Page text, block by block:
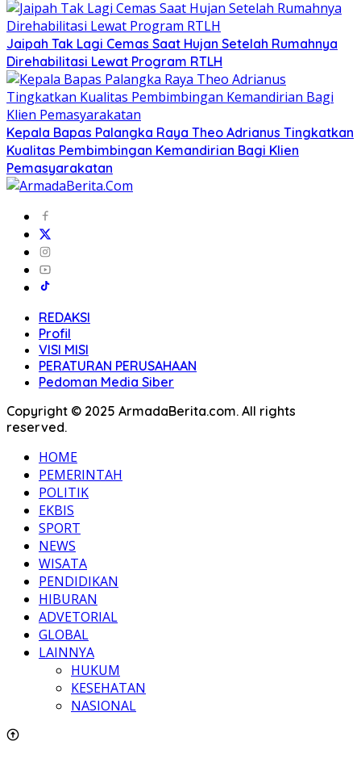
Jaipah Tak Lagi Cemas Saat Hujan Setelah Rumahnya
Direhabilitasi Lewat Program RTLH
Kepala Bapas Palangka Raya Theo Adrianus Tingkatkan
Kualitas Pembimbingan Kemandirian Bagi Klien
Pemasyarakatan
REDAKSI
Profil
VISI MISI
PERATURAN PERUSAHAAN
Pedoman Media Siber
Copyright © 2025 ArmadaBerita.com. All rights
reserved.
HOME
PEMERINTAH
POLITIK
EKBIS
SPORT
NEWS
WISATA
PENDIDIKAN
HIBURAN
ADVETORIAL
GLOBAL
LAINNYA
HUKUM
KESEHATAN
NASIONAL